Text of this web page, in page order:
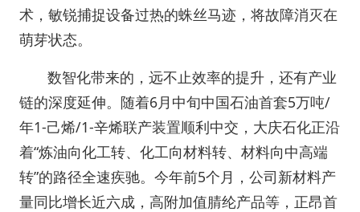
术，敏锐捕捉设备过热的蛛丝马迹，将故障消灭在
萌芽状态。
数智化带来的，远不止效率的提升，还有产业
链的深度延伸。随着6月中旬中国石油首套5万吨/
年1-己烯/1-辛烯联产装置顺利中交，大庆石化正沿
着“炼油向化工转、化工向材料转、材料向中高端
转”的路径全速疾驰。今年前5个月，公司新材料产
量同比增长近六成，高附加值腈纶产品等，正昂首